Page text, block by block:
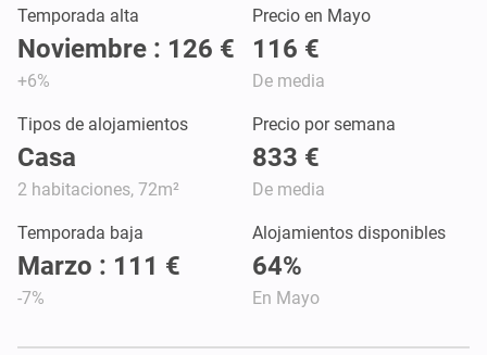
Temporada alta
Noviembre : 126 €
+6%
Precio en Mayo
116 €
De media
Tipos de alojamientos
Casa
2 habitaciones, 72m²
Precio por semana
833 €
De media
Temporada baja
Marzo : 111 €
-7%
Alojamientos disponibles
64%
En Mayo